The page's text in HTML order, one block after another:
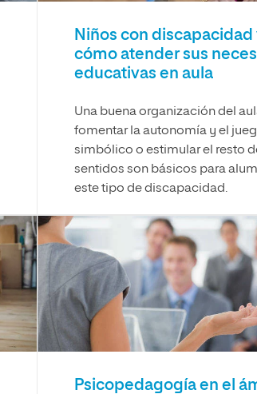
Niños con discapacidad
cómo atender sus
educativas en aula
Una buena organización del
fomentar la autonomía y el
simbólico o estimular el resto
sentidos son básicos para
este tipo de discapacidad.
Psicopedagogía en el